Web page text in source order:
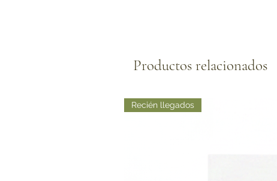
Productos relacionados
Recién llegados